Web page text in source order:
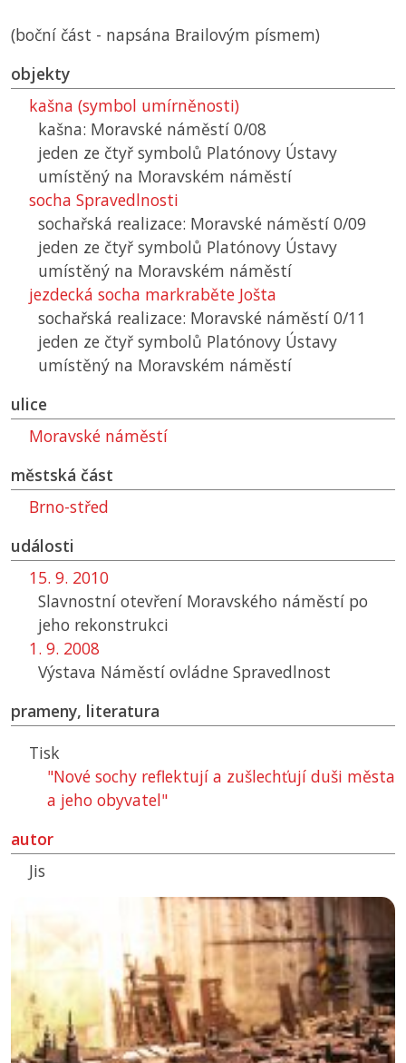
(boční část - napsána Brailovým písmem)
objekty
kašna (symbol umírněnosti)
kašna: Moravské náměstí 0/08
jeden ze čtyř symbolů Platónovy Ústavy
umístěný na Moravském náměstí
socha Spravedlnosti
sochařská realizace: Moravské náměstí 0/09
jeden ze čtyř symbolů Platónovy Ústavy
umístěný na Moravském náměstí
jezdecká socha markraběte Jošta
sochařská realizace: Moravské náměstí 0/11
jeden ze čtyř symbolů Platónovy Ústavy
umístěný na Moravském náměstí
ulice
Moravské náměstí
městská část
Brno-střed
události
15. 9. 2010
Slavnostní otevření Moravského náměstí po
jeho rekonstrukci
1. 9. 2008
Výstava Náměstí ovládne Spravedlnost
prameny, literatura
Tisk
"Nové sochy reflektují a zušlechťují duši města
a jeho obyvatel"
autor
Jis